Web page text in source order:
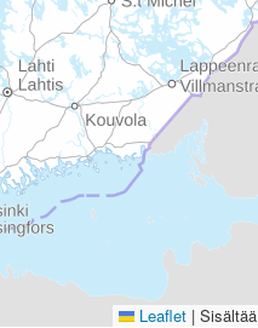
Leaflet |